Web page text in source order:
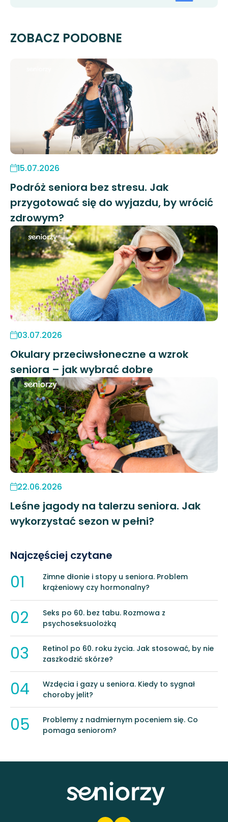
ZOBACZ PODOBNE
15.07.2026
Podróż seniora bez stresu. Jak
przygotować się do wyjazdu, by wrócić
zdrowym?
03.07.2026
Okulary przeciwsłoneczne a wzrok
seniora – jak wybrać dobre
22.06.2026
Leśne jagody na talerzu seniora. Jak
wykorzystać sezon w pełni?
Najczęściej czytane
01
Zimne dłonie i stopy u seniora. Problem
krążeniowy czy hormonalny?
02
Seks po 60. bez tabu. Rozmowa z
psychoseksuolożką
03
Retinol po 60. roku życia. Jak stosować, by nie
zaszkodzić skórze?
04
Wzdęcia i gazy u seniora. Kiedy to sygnał
choroby jelit?
05
Problemy z nadmiernym poceniem się. Co
pomaga seniorom?